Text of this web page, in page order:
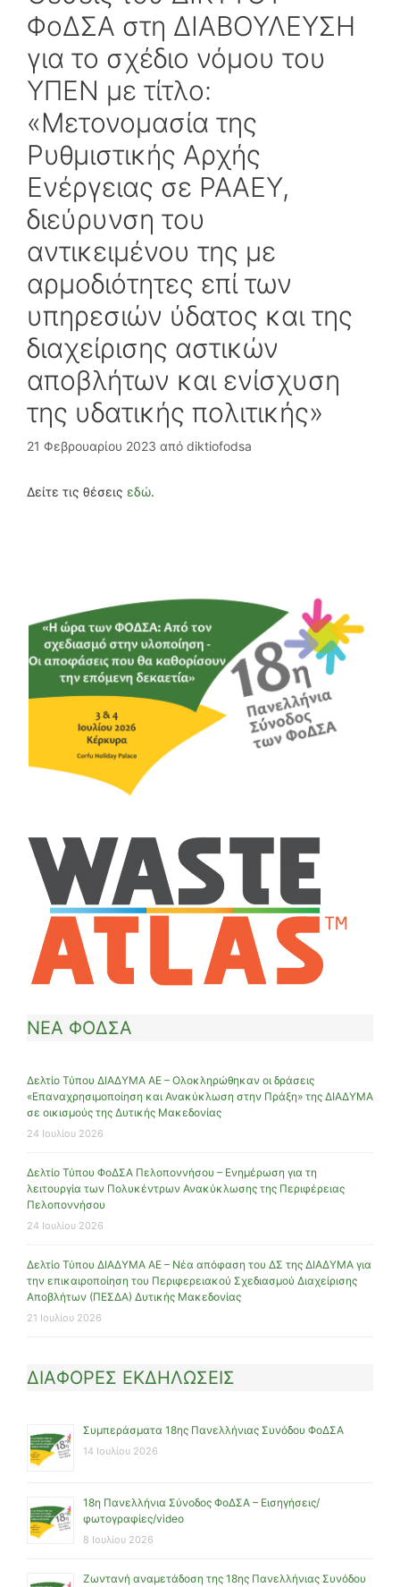
ΦοΔΣΑ στη ΔΙΑΒΟΥΛΕΥΣΗ
για το σχέδιο νόμου του
ΥΠΕΝ με τίτλο:
«Μετονομασία της
Ρυθμιστικής Αρχής
Ενέργειας σε ΡΑΑΕΥ,
διεύρυνση του
αντικειμένου της με
αρμοδιότητες επί των
υπηρεσιών ύδατος και της
διαχείρισης αστικών
αποβλήτων και ενίσχυση
της υδατικής πολιτικής»
21 Φεβρουαρίου 2023 από diktiofodsa
Δείτε τις θέσεις εδώ.
ΝΕΑ ΦΟΔΣΑ
Δελτίο Τύπου ΔΙΑΔΥΜΑ ΑΕ – Ολοκληρώθηκαν οι δράσεις
«Επαναχρησιμοποίηση και Ανακύκλωση στην Πράξη» της ΔΙΑΔΥΜΑ
σε οικισμούς της Δυτικής Μακεδονίας
24 Ιουλίου 2026
Δελτίο Τύπου ΦοΔΣΑ Πελοποννήσου – Ενημέρωση για τη
λειτουργία των Πολυκέντρων Ανακύκλωσης της Περιφέρειας
Πελοποννήσου
24 Ιουλίου 2026
Δελτίο Τύπου ΔΙΑΔΥΜΑ ΑΕ – Νέα απόφαση του ΔΣ της ΔΙΑΔΥΜΑ για
την επικαιροποίηση του Περιφερειακού Σχεδιασμού Διαχείρισης
Αποβλήτων (ΠΕΣΔΑ) Δυτικής Μακεδονίας
21 Ιουλίου 2026
ΔΙΑΦΟΡΕΣ ΕΚΔΗΛΩΣΕΙΣ
Συμπεράσματα 18ης Πανελλήνιας Συνόδου ΦοΔΣΑ
14 Ιουλίου 2026
18η Πανελλήνια Σύνοδος ΦοΔΣΑ – Εισηγήσεις/
φωτογραφίες/video
8 Ιουλίου 2026
Ζωντανή αναμετάδοση της 18ης Πανελλήνιας Συνόδου